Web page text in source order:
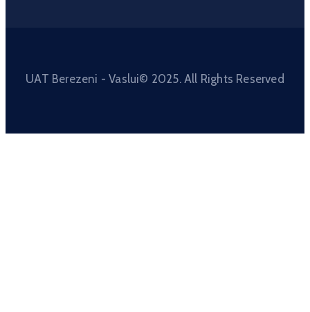
UAT Berezeni - Vaslui© 2025. All Rights Reserved